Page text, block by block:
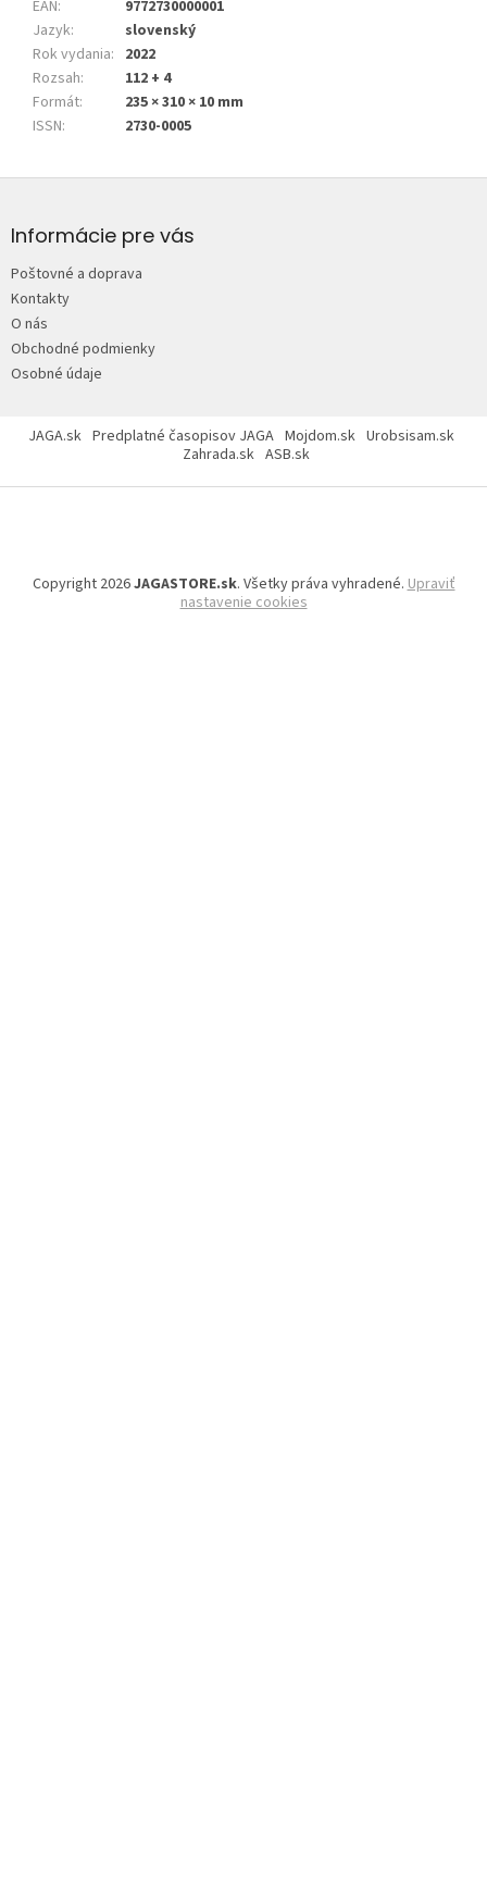
EAN:
9772730000001
Jazyk:
slovenský
Rok vydania: 2022
Rozsah:
112 + 4
Formát:
235 × 310 × 10 mm
ISSN: 2730-0005
p
e
Informácie pre vás
Poštovné a doprava
Kontakty
O nás
Obchodné podmienky
Osobné údaje
JAGA.sk Predplatné časopisov JAGA Mojdom.sk Urobsisam.sk
Zahrada.sk ASB.sk
Copyright 2026JAGASTORE.sk. Všetky práva vyhradené. Upraviť
nastavenie cookies